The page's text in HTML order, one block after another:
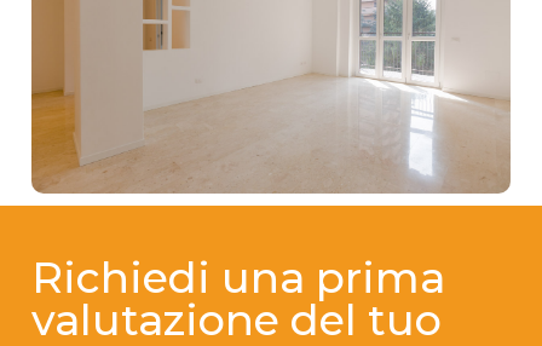
Richiedi una prima
valutazione del tuo